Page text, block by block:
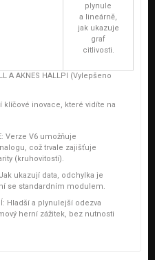
plynule
a lineárně,
jak ukazuje
graf
citlivosti.
A AKNES HALLPI (Vylepšeno
klíčové inovace, které vidíte na
Verze V6 umožňuje
což trvale zajišťuje
(kruhovitosti).
Jak ukazují data, odchylka je
se standardním modulem.
Hladší a plynulejší odezva
herní zážitek, bez nutnosti